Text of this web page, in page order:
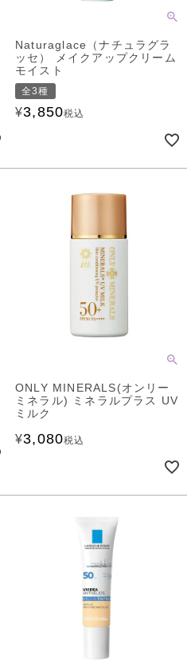
Naturaglace（ナチュラグラ
ッセ） メイクアップクリーム
モイスト
全3種
¥3,850税込
ONLY MINERALS(オンリー
ミネラル) ミネラルプラス UV
ミルク
¥3,080税込